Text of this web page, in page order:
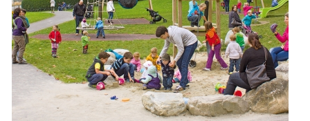
Home
Öffnungszeiten & Kontakt
Veranstaltungskalender